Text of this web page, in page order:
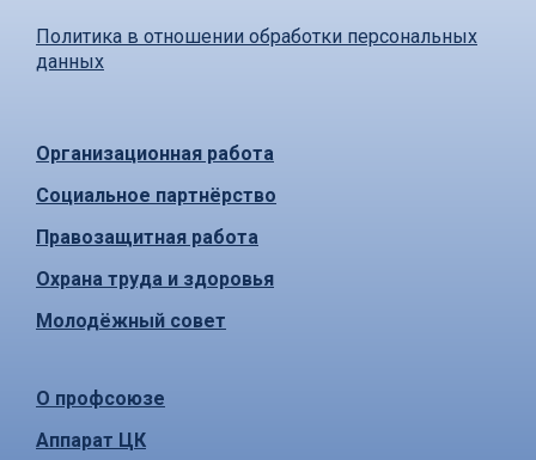
Политика в отношении обработки персональных
данных
Организационная работа
Социальное партнёрство
Правозащитная работа
Охрана труда и здоровья
Молодёжный совет
О профсоюзе
Аппарат ЦК